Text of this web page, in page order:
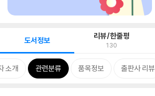
도서정보 리뷰/한줄평
130
소개 관련분류 품목정보 출판사 리뷰